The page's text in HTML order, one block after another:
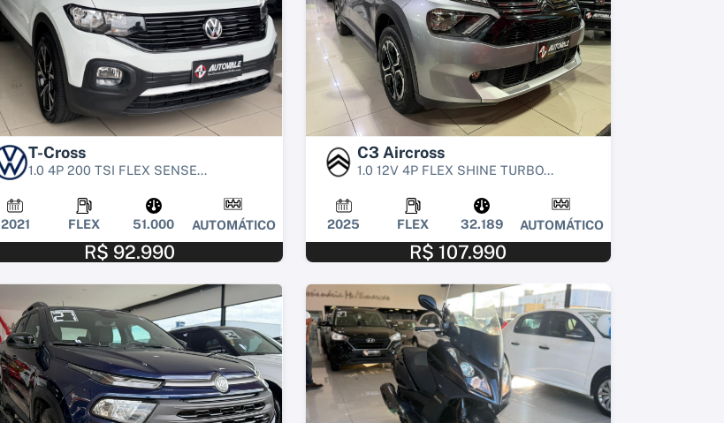
T-Cross
1.0 4P 200 TSI FLEX SENSE...
2021 FLEX 51.000 AUTOMÁTICO
R$ 92.990
C3 Aircross
1.0 12V 4P FLEX SHINE TURBO...
2025 FLEX 32.189 AUTOMÁTICO
R$ 107.990